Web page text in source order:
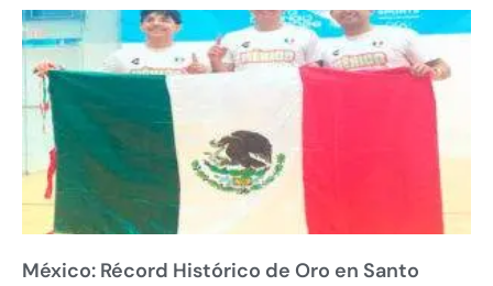
México: Récord Histórico de Oro en Santo